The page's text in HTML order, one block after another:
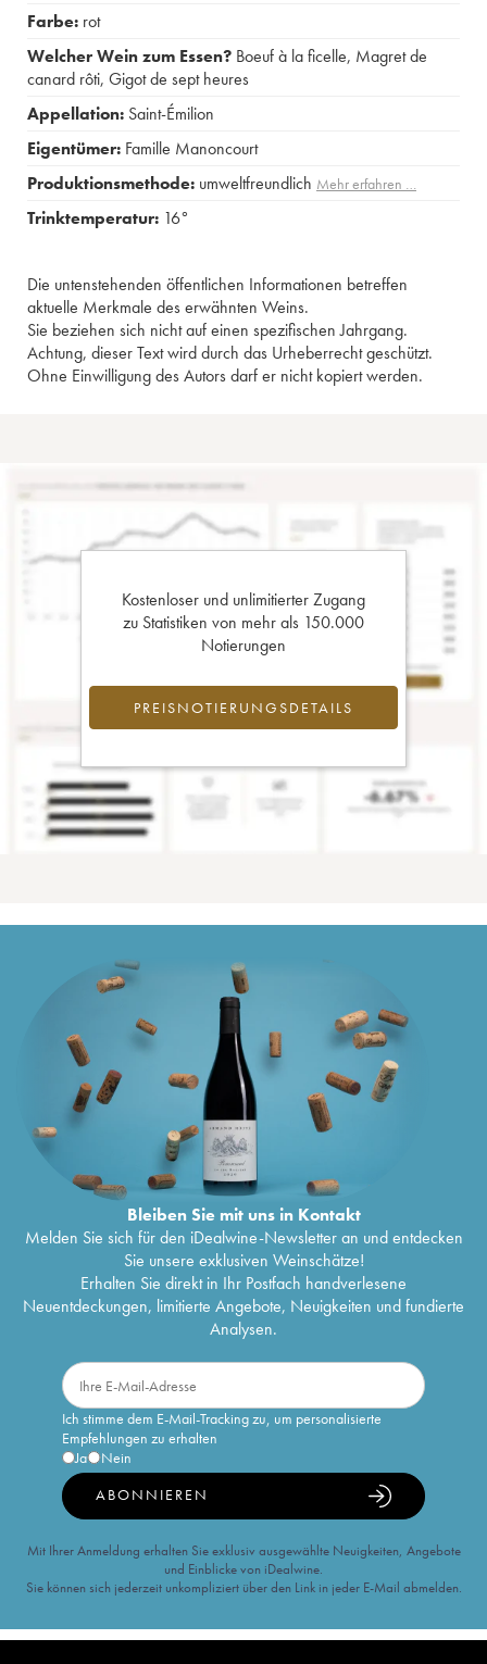
Farbe: rot
Welcher Wein zum Essen? Boeuf à la ficelle, Magret de
canard rôti, Gigot de sept heures
Appellation: Saint-Émilion
Eigentümer: Famille Manoncourt
Produktionsmethode: umweltfreundlich Mehr erfahren …
Trinktemperatur: 16°
Die untenstehenden öffentlichen Informationen betreffen
aktuelle Merkmale des erwähnten Weins.
Sie beziehen sich nicht auf einen spezifischen Jahrgang.
Achtung, dieser Text wird durch das Urheberrecht geschützt.
Ohne Einwilligung des Autors darf er nicht kopiert werden.
Kostenloser und unlimitierter Zugang
zu Statistiken von mehr als 150.000
Notierungen
PREISNOTIERUNGSDETAILS
Bleiben Sie mit uns in Kontakt
Melden Sie sich für den iDealwine-Newsletter an und entdecken
Sie unsere exklusiven Weinschätze!
Erhalten Sie direkt in Ihr Postfach handverlesene
Neuentdeckungen, limitierte Angebote, Neuigkeiten und fundierte
Analysen.
Ich stimme dem E-Mail-Tracking zu, um personalisierte
Empfehlungen zu erhalten
Ja
Nein
ABONNIEREN
Mit Ihrer Anmeldung erhalten Sie exklusiv ausgewählte Neuigkeiten, Angebote
und Einblicke von iDealwine.
Sie können sich jederzeit unkompliziert über den Link in jeder E-Mail abmelden.